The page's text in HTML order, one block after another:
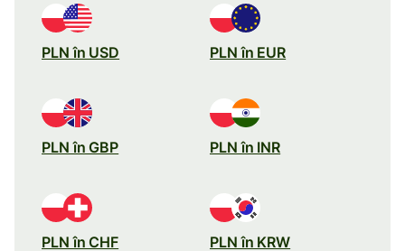
PLN în USD PLN în EUR
PLN în GBP PLN în INR
PLN în CHF PLN în KRW